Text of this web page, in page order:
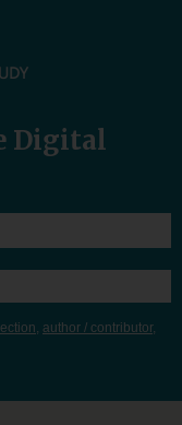
Digital
, author / contributor,